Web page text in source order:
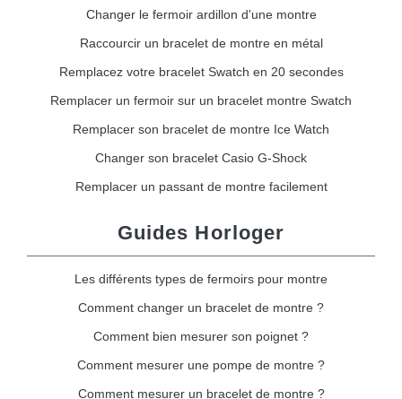
Changer le fermoir ardillon d'une montre
Raccourcir un bracelet de montre en métal
Remplacez votre bracelet Swatch en 20 secondes
Remplacer un fermoir sur un bracelet montre Swatch
Remplacer son bracelet de montre Ice Watch
Changer son bracelet Casio G-Shock
Remplacer un passant de montre facilement
Guides Horloger
Les différents types de fermoirs pour montre
Comment changer un bracelet de montre ?
Comment bien mesurer son poignet ?
Comment mesurer une pompe de montre ?
Comment mesurer un bracelet de montre ?